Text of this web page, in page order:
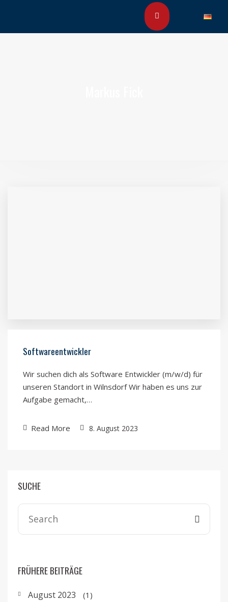
Softwareentwickler
Wir suchen dich als Soft­ware Entwick­ler (m/w/d) für
unseren Stan­dort in Wilns­dorf Wir haben es uns zur
Auf­gabe gemacht,…
Read More 8. August 2023
SUCHE
Search for:
FRÜHERE BEITRÄGE
August 2023 (1)